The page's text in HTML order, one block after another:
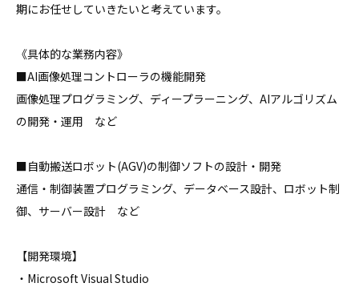
期にお任せしていきたいと考えています。
《具体的な業務内容》
■AI画像処理コントローラの機能開発
画像処理プログラミング、ディープラーニング、AIアルゴリズム
の開発・運用　など
■自動搬送ロボット(AGV)の制御ソフトの設計・開発
通信・制御装置プログラミング、データベース設計、ロボット制
御、サーバー設計　など
【開発環境】
・Microsoft Visual Studio